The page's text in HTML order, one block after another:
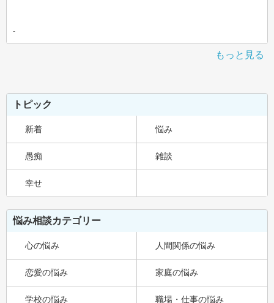
-
もっと見る
トピック
新着 悩み
愚痴 雑談
幸せ
悩み相談カテゴリー
心の悩み 人間関係の悩み
恋愛の悩み 家庭の悩み
学校の悩み 職場・仕事の悩み